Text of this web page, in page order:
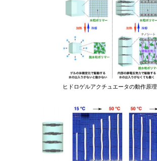
ヒドロゲルアクチュエータの動作原理